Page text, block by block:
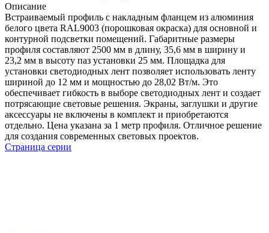
Описание
Встраиваемый профиль с накладным фланцем из алюминия
белого цвета RAL9003 (порошковая окраска) для основной и
контурной подсветки помещений. Габаритные размеры
профиля составляют 2500 мм в длину, 35,6 мм в ширину и
23,2 мм в высоту паз установки 25 мм. Площадка для
установки светодиодных лент позволяет использовать ленту
шириной до 12 мм и мощностью до 28,02 Вт/м. Это
обеспечивает гибкость в выборе светодиодных лент и создает
потрясающие световые решения. Экраны, заглушки и другие
аксессуары не включены в комплект и приобретаются
отдельно. Цена указана за 1 метр профиля. Отличное решение
для создания современных световых проектов.
Страница серии